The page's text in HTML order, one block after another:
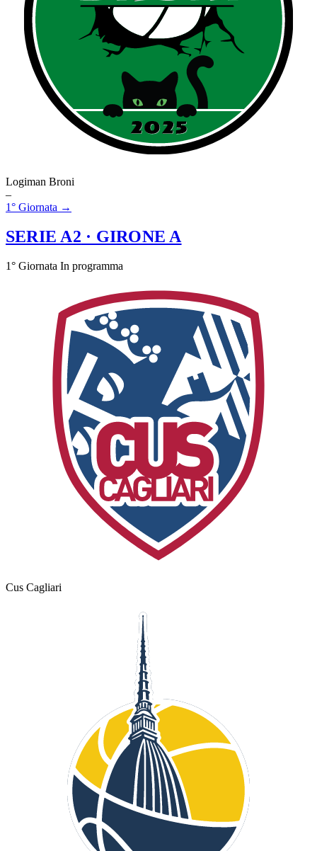
Logiman Broni
–
1° Giornata →
SERIE A2 · GIRONE A
1° Giornata In programma
Cus Cagliari